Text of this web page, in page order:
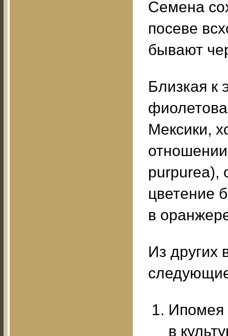
Семена
посеве
бывают
Близкая к
Мексики,
purpurea),
цветение
в
Из других
Ипомея
в